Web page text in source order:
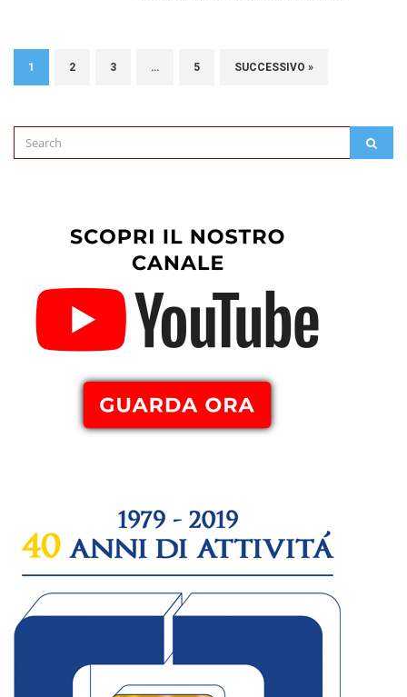
1 2 3 … 5 SUCCESSIVO »
Search
for: